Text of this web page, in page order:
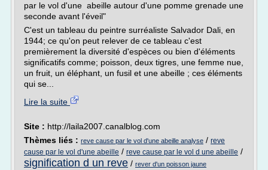
par le vol d'une abeille autour d'une pomme grenade une
seconde avant l'éveil"
C'est un tableau du peintre surréaliste Salvador Dali, en
1944; ce qu'on peut relever de ce tableau c'est
premièrement la diversité d'espèces ou bien d'éléments
significatifs comme; poisson, deux tigres, une femme nue,
un fruit, un éléphant, un fusil et une abeille ; ces éléments
qui se...
Lire la suite
Site : http://laila2007.canalblog.com
Thèmes liés : reve cause par le vol d'une abeille analyse / reve
cause par le vol d'une abeille / reve cause par le vol d une abeille /
signification d un reve / rever d'un poisson jaune